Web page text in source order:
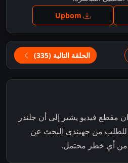
الحلقة التالية (335)
مقطع فيديو يشير إلى أن جلندر
للطلب من جهيندي البحث عن
من أي خطر محتمل.